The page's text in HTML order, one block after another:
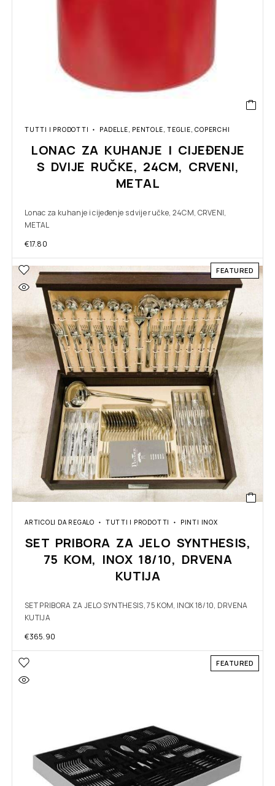
TUTTI I PRODOTTI PADELLE, PENTOLE, TEGLIE, COPERCHI
LONAC ZA KUHANJE I CIJEĐENJE
S DVIJE RUČKE, 24CM, CRVENI,
METAL
Lonac za kuhanje i cijeđenje s dvije ručke, 24CM, CRVENI,
METAL
€17.80
FEATURED
ARTICOLI DA REGALO TUTTI I PRODOTTI PINTI INOX
SET PRIBORA ZA JELO SYNTHESIS,
75 KOM, INOX 18/10, DRVENA
KUTIJA
SET PRIBORA ZA JELO SYNTHESIS, 75 KOM, INOX 18/10, DRVENA
KUTIJA
€365.90
FEATURED